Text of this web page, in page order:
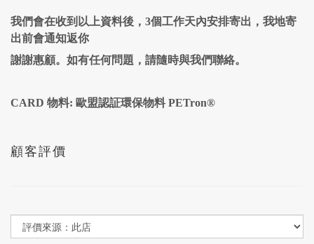
我們會在收到以上資料後，3個工作天內安排寄出，我地寄
出前會通知返你
謝謝惠顧。如有任何問題，請隨時與我們聯絡。
CARD 物料: 歐盟認証環保物料 PETron®
顧客評價